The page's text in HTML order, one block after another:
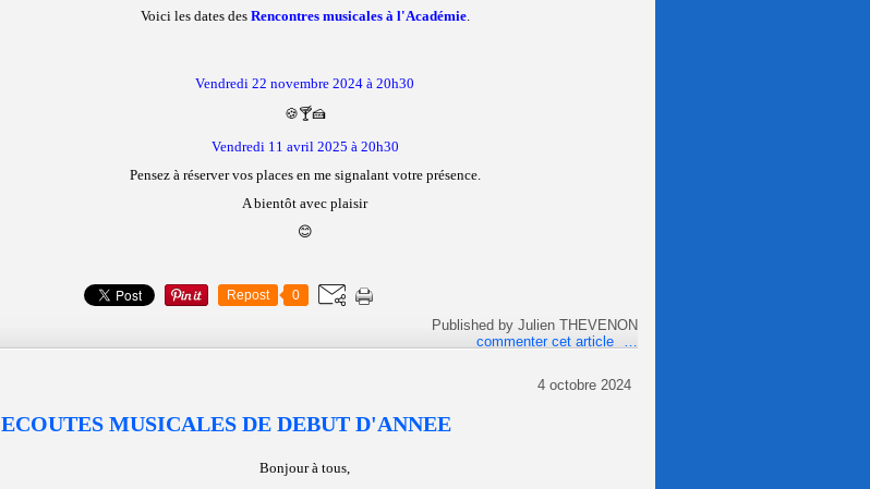
Voici les dates des Rencontres musicales à l'Académie.
Vendredi 22 novembre 2024 à 20h30
🍪🍸🍰
Vendredi 11 avril 2025 à 20h30
Pensez à réserver vos places en me signalant votre présence.
A bientôt avec plaisir
😊
Repost 0
Published by Julien THEVENON
commenter cet article
…
4 octobre 2024
ECOUTES MUSICALES DE DEBUT D'ANNEE
Bonjour à tous,